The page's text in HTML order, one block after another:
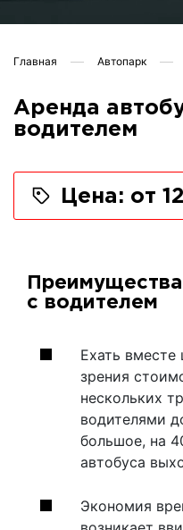
Главная Автопарк
Аренда
водителем
Цена: от
с водителем
Ехать вместе
зрения
нескольких
водителями
большое, на
автобуса
Экономия